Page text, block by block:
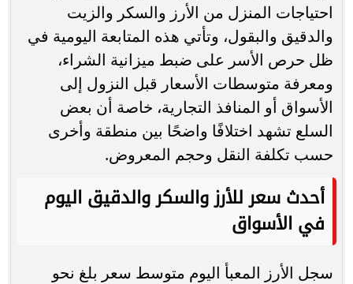
احتياجات المنزل من الأرز والسكر والزيت
والدقيق والبقول، وتأتي هذه المتابعة اليومية في
ظل حرص الأسر على ضبط ميزانية الشراء،
ومعرفة متوسطات الأسعار قبل النزول إلى
الأسواق أو المنافذ التجارية، خاصة أن بعض
السلع تشهد اختلافًا واضحًا بين منطقة وأخرى
حسب تكلفة النقل وحجم المعروض.
أحدث سعر للأرز والسكر والدقيق اليوم
في الأسواق
سجل الأرز المعبأ اليوم متوسط سعر بلغ نحو